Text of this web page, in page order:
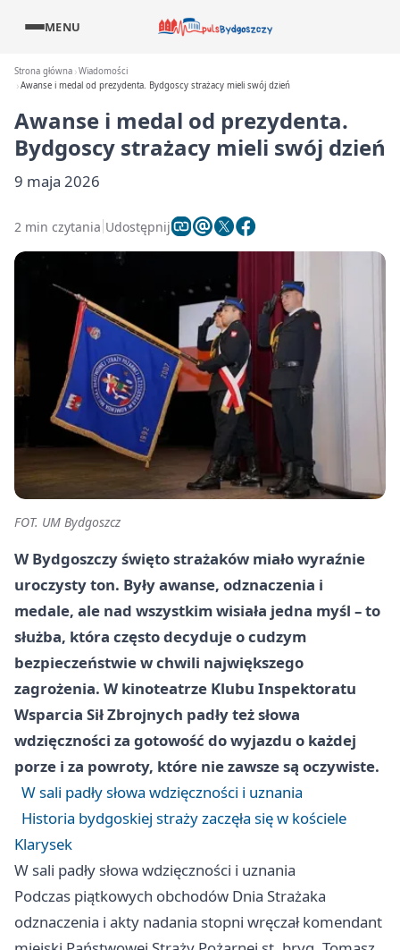
MENU
Strona główna Wiadomości
Awanse i medal od prezydenta. Bydgoscy strażacy mieli swój dzień
Awanse i medal od prezydenta.
Bydgoscy strażacy mieli swój dzień
9 maja 2026
2 min czytania Udostępnij
FOT. UM Bydgoszcz
W Bydgoszczy święto strażaków miało wyraźnie
uroczysty ton. Były awanse, odznaczenia i
medale, ale nad wszystkim wisiała jedna myśl – to
służba, która często decyduje o cudzym
bezpieczeństwie w chwili największego
zagrożenia. W kinoteatrze Klubu Inspektoratu
Wsparcia Sił Zbrojnych padły też słowa
wdzięczności za gotowość do wyjazdu o każdej
porze i za powroty, które nie zawsze są oczywiste.
W sali padły słowa wdzięczności i uznania
Historia bydgoskiej straży zaczęła się w kościele
Klarysek
W sali padły słowa wdzięczności i uznania
Podczas piątkowych obchodów Dnia Strażaka
odznaczenia i akty nadania stopni wręczał komendant